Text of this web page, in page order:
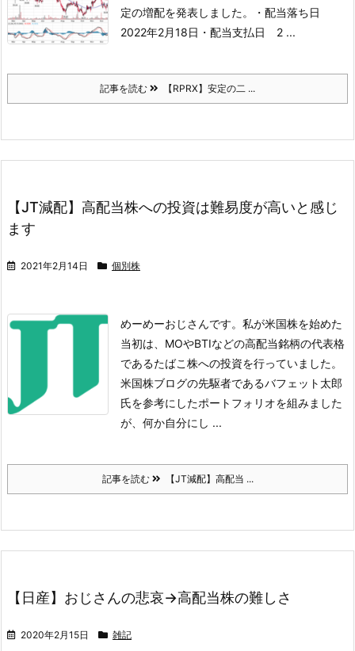
定の増配を発表しました。
・配当落ち日
2022年2月18日 ・配当支払日 2 ...
記事を読む 【RPRX】安定の二 ...
【JT減配】高配当株への投資は難易度が高いと感じ
ます
2021年2月14日 個別株
めーめーおじさんです。 私が米国株を始めた
当初は、MOやBTIなどの高配当銘柄の代表格
であるたばこ株への投資を行っていました。
米国株ブログの先駆者であるバフェット太郎
氏を参考にしたポートフォリオを組みました
が、何か自分にし ...
記事を読む 【JT減配】高配当 ...
【日産】おじさんの悲哀→高配当株の難しさ
2020年2月15日 雑記